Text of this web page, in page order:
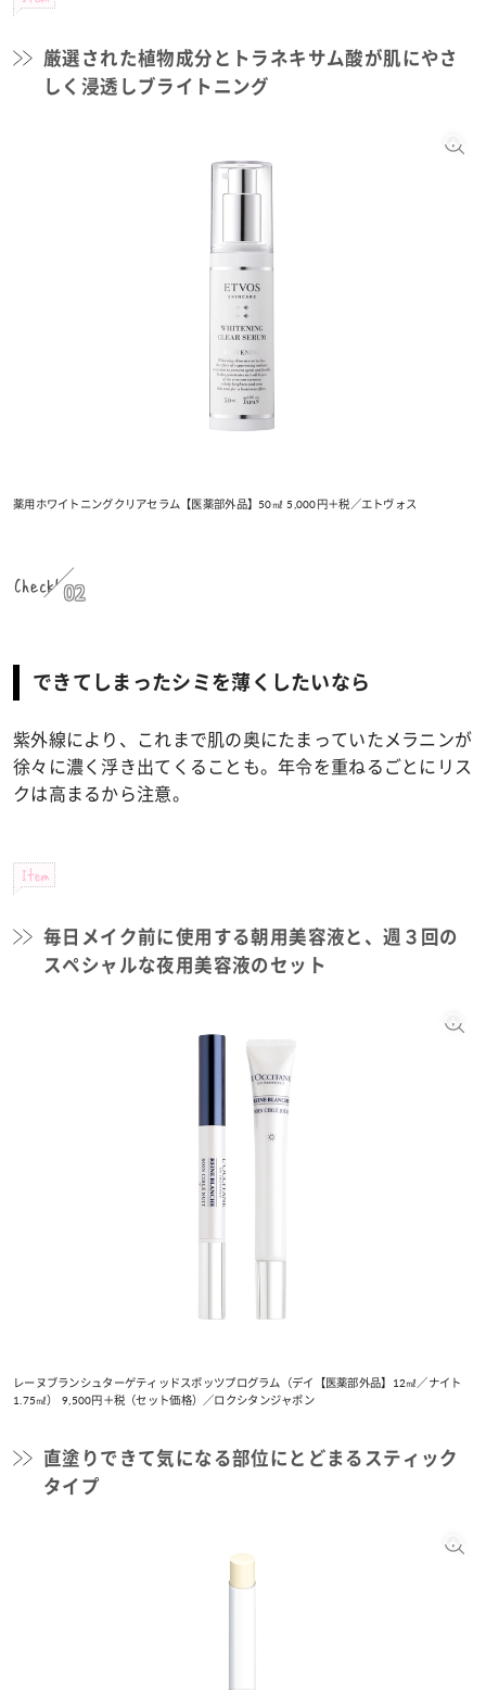
厳選された植物成分とトラネキサム酸が肌にやさ
しく浸透しブライトニング
薬用ホワイトニングクリアセラム【医薬部外品】50㎖ 5,000円＋税／エトヴォス
Check! 02
できてしまったシミを薄くしたいなら
紫外線により、これまで肌の奥にたまっていたメラニンが
徐々に濃く浮き出てくることも。年令を重ねるごとにリス
クは高まるから注意。
Item
毎日メイク前に使用する朝用美容液と、週３回の
スペシャルな夜用美容液のセット
レーヌブランシュターゲティッドスポッツプログラム（デイ【医薬部外品】12㎖／ナイト
1.75㎖） 9,500円＋税（セット価格）／ロクシタンジャポン
直塗りできて気になる部位にとどまるスティック
タイプ